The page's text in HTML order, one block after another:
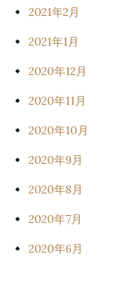
2021年2月
2021年1月
2020年12月
2020年11月
2020年10月
2020年9月
2020年8月
2020年7月
2020年6月